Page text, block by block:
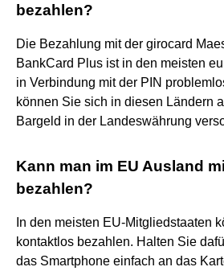
bezahlen?
Die Bezahlung mit der girocard
BankCard Plus ist in den meisten
in Verbindung mit der PIN
können Sie sich in diesen Ländern
Bargeld in der Landeswährung
Kann man im EU Ausland
bezahlen?
In den meisten EU-Mitgliedstaaten
kontaktlos bezahlen. Halten Sie
das Smartphone einfach an das